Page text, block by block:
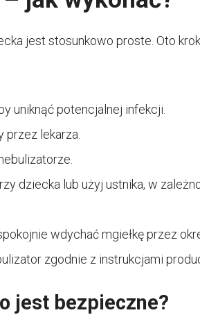
jest stosunkowo proste. Oto
uniknąć potencjalnej infekcji.
lekarza.
dziecka lub użyj ustnika, w
wdychać mgiełkę przez
zgodnie z instrukcjami
jest bezpieczne?